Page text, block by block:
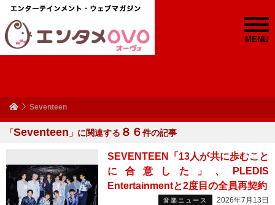
MENU
Seventeen
「Seventeen 」に関連する ８６件の記事
SEVENTEEN「13人が共に歩むこと
に合意した」、PLEDIS
Entertainmentと2度目の全員再契約
音楽ニュース 2026年7月13日